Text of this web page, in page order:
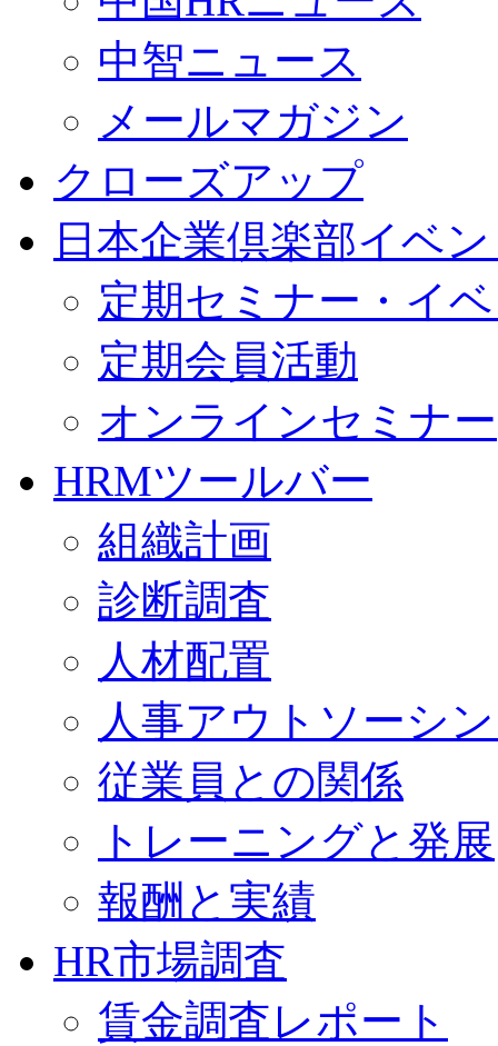
中智ニュース
メールマガジン
クローズアップ
日本企業倶楽部イベ
定期セミナー・イ
定期会員活動
オンラインセミナー
HRMツールバー
組織計画
診断調査
人材配置
人事アウトソーシ
従業員との関係
トレーニングと発展
報酬と実績
HR市場調査
賃金調査レポート